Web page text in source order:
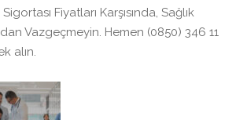
Fiyatları Karşısında, Sağlık
Vazgeçmeyin. Hemen (0850) 346 11
alın.